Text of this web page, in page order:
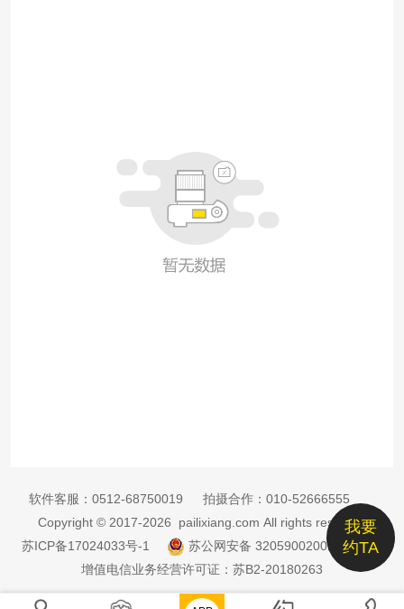
我要
约TA
软件客服： 0512-68750019 拍摄合作： 010-52666555
Copyright © 2017-2026 pailixiang.com All rights reserved
苏ICP备17024033号-1
苏公网安备 32059002002885号
增值电信业务经营许可证：苏B2-20180263